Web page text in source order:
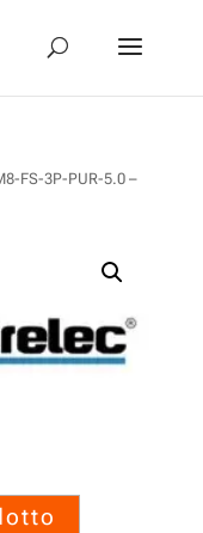
FS-3P-PUR-5.0 –